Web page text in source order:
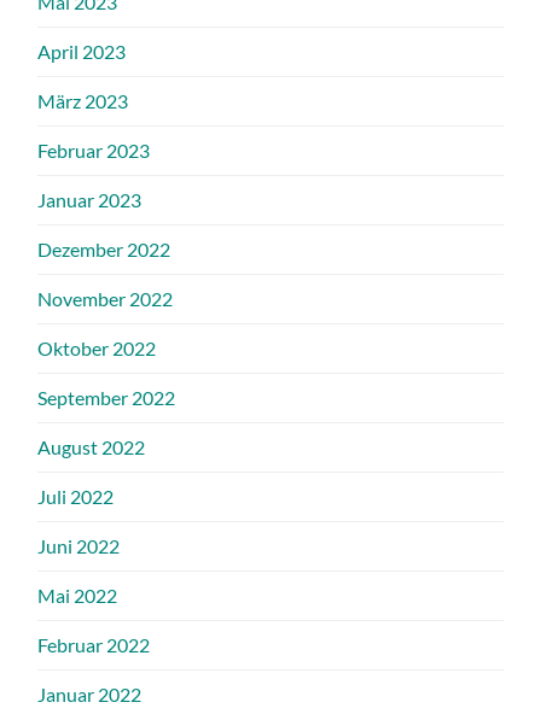
April 2023
März 2023
Februar 2023
Januar 2023
Dezember 2022
November 2022
Oktober 2022
September 2022
August 2022
Juli 2022
Juni 2022
Mai 2022
Februar 2022
Januar 2022